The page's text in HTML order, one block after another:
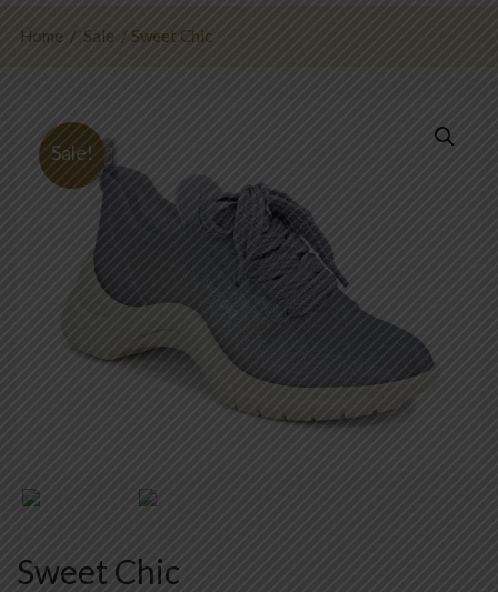
Home / Sale / Sweet Chic
Sale!
Sweet Chic